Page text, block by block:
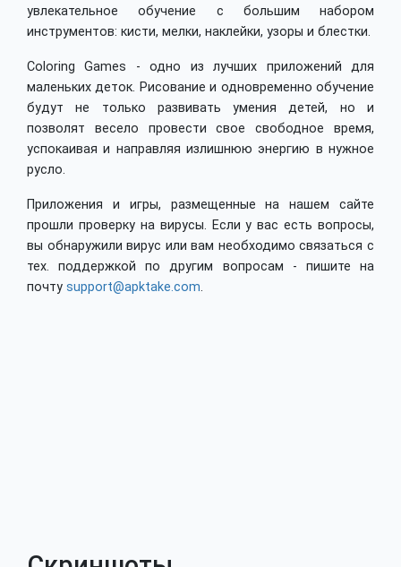
увлекательное обучение с большим набором
инструментов: кисти, мелки, наклейки, узоры и блестки.
Coloring Games - одно из лучших приложений для
маленьких деток. Рисование и одновременно обучение
будут не только развивать умения детей, но и
позволят весело провести свое свободное время,
успокаивая и направляя излишнюю энергию в нужное
русло.
Приложения и игры, размещенные на нашем сайте
прошли проверку на вирусы. Если у вас есть вопросы,
вы обнаружили вирус или вам необходимо связаться с
тех. поддержкой по другим вопросам - пишите на
почту support@apktake.com.